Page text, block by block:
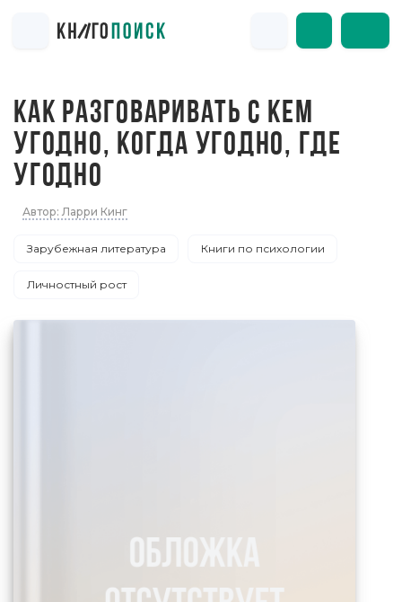
КАК РАЗГОВАРИВАТЬ С КЕМ
УГОДНО, КОГДА УГОДНО, ГДЕ
УГОДНО
Автор: Ларри Кинг
Зарубежная литература Книги по психологии
Личностный рост